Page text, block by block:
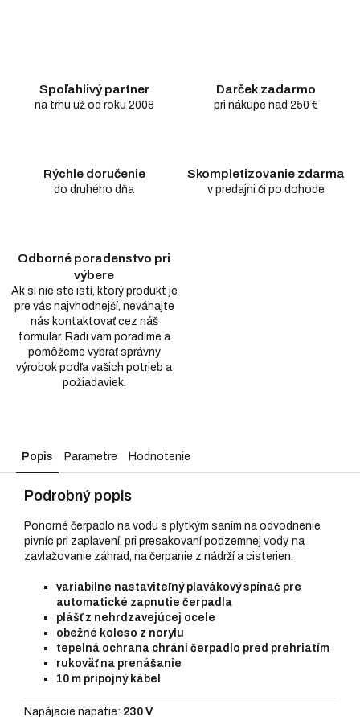
Spoľahlivý partner
na trhu už od roku 2008
Darček zadarmo
pri nákupe nad 250 €
Rýchle doručenie
do druhého dňa
Skompletizovanie zdarma
v predajni či po dohode
Odborné poradenstvo pri
výbere
Ak si nie ste istí, ktorý produkt je
pre vás najvhodnejší, neváhajte
nás kontaktovať cez náš
formulár. Radi vám poradíme a
pomôžeme vybrať správny
výrobok podľa vašich potrieb a
požiadaviek.
Popis Parametre Hodnotenie
Podrobný popis
Ponorné čerpadlo na vodu s plytkým saním na odvodnenie
pivníc pri zaplavení, pri presakovaní podzemnej vody, na
zavlažovanie záhrad, na čerpanie z nádrží a cisterien.
variabilne nastaviteľný plavákový spínač pre
automatické zapnutie čerpadla
plášť z nehrdzavejúcej ocele
obežné koleso z norylu
tepelná ochrana chráni čerpadlo pred prehriatím
rukoväť na prenášanie
10 m prípojný kábel
Napájacie napätie: 230 V